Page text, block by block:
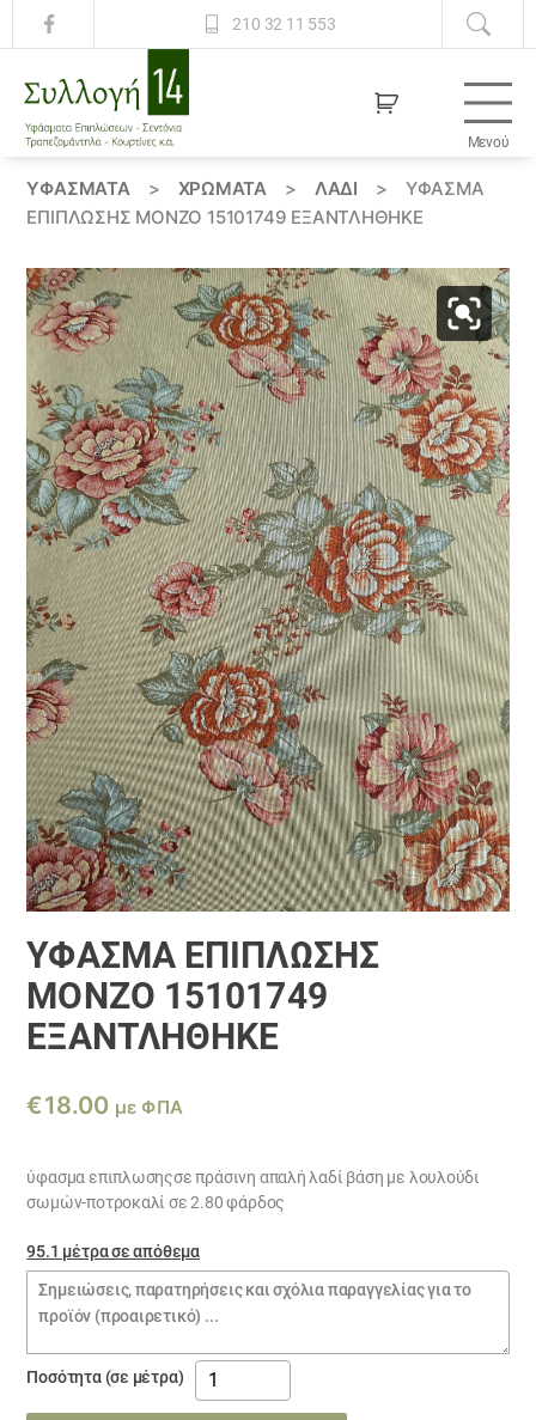
210 32 11 553
14
Μενού
ΥΦΆΣΜΑΤΑ > ΧΡΏΜΑΤΑ > ΛΑΔΙ >
ΎΦΑΣΜΑ
ΕΠΊΠΛΩΣΗΣ ΜΟΝΖΟ 15101749 ΕΞΑΝΤΛΗΘΗΚΕ
ΎΦΑΣΜΑ ΕΠΊΠΛΩΣΗΣ
ΜΟΝΖΟ 15101749
ΕΞΑΝΤΛΗΘΗΚΕ
€18.00 με ΦΠΑ
ύφασμα επιπλωσηςσε πράσινη απαλή λαδί βάση με λουλούδι
σωμών-ποτροκαλί σε 2.80 φάρδος
95.1 μέτρα σε απόθεμα
Σημειώσεις
παραγγελίας
Ποσότητα (σε μέτρα)
ύφασμα
επίπλωσης